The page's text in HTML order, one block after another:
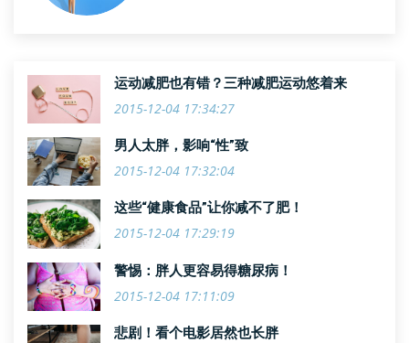
过动物实验，即可获批上市。减
运动减肥也有错？三种减肥运动悠着来
2015-12-04 17:34:27
男人太胖，影响“性”致
2015-12-04 17:32:04
这些“健康食品”让你减不了肥！
2015-12-04 17:29:19
警惕：胖人更容易得糖尿病！
2015-12-04 17:11:09
悲剧！看个电影居然也长胖